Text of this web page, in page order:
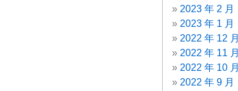
2023 年 2 月
2023 年 1 月
2022 年 12 月
2022 年 11 月
2022 年 10 月
2022 年 9 月